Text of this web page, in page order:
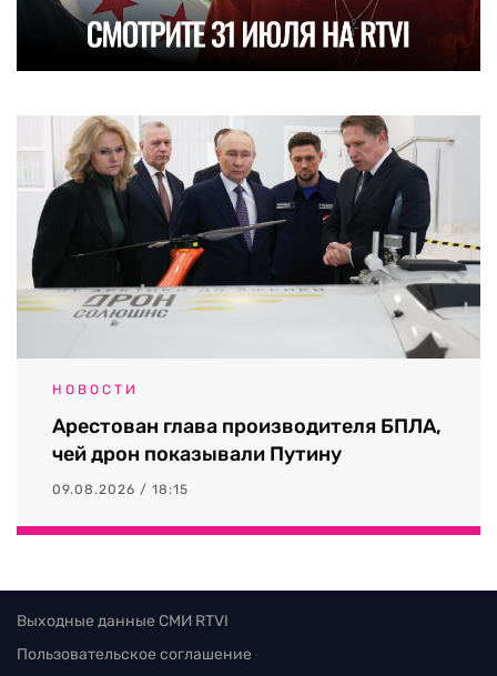
НОВОСТИ
Арестован глава производителя БПЛА,
чей дрон показывали Путину
09.08.2026 / 18:15
Выходные данные СМИ RTVI
Пользовательское соглашение